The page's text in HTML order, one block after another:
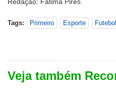
Tags: Primeiro Esporte Futebol
Veja também